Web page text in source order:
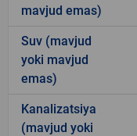
mavjud emas)
Suv (mavjud
yoki mavjud
emas)
Kanalizatsiya
(mavjud yoki